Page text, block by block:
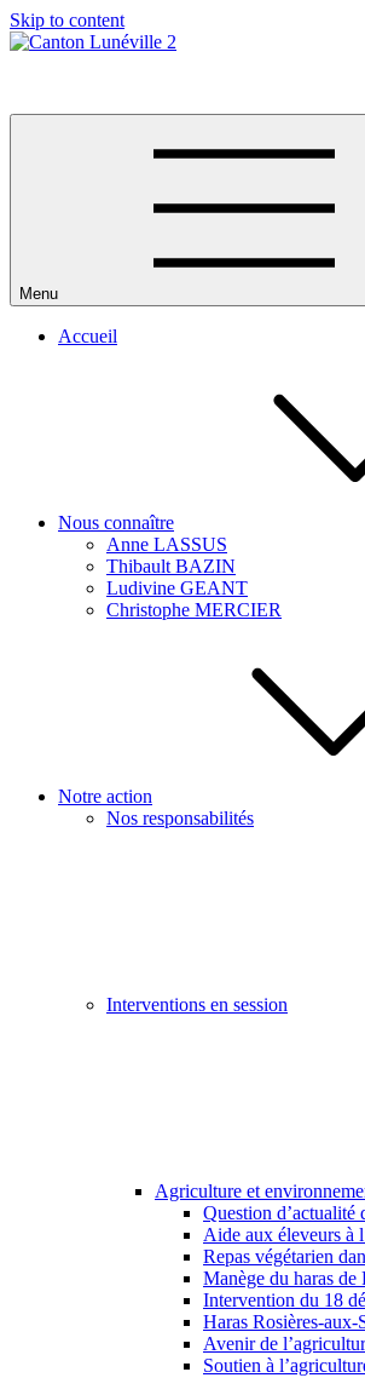
Skip to content
Menu
Accueil
Nous connaître
Anne LASSUS
Thibault BAZIN
Ludivine GEANT
Christophe MERCIER
Notre action
Nos responsabilités
Interventions en session
Agriculture et
Question
Aide aux éleveurs à
Repas végétarien
Manège du haras de
Intervention du 18
Haras Rosières-aux-
Avenir de
Soutien à